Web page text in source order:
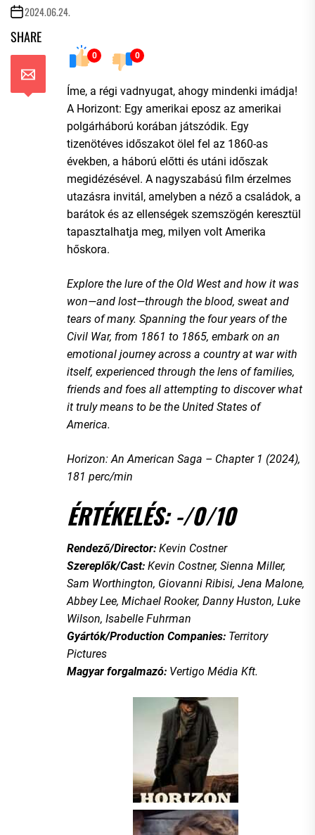
2024.06.24.
SHARE
0 0
Íme, a régi vadnyugat, ahogy mindenki imádja!
A Horizont: Egy amerikai eposz az amerikai
polgárháború korában játszódik. Egy
tizenötéves időszakot ölel fel az 1860-as
években, a háború előtti és utáni időszak
megidézésével. A nagyszabású film érzelmes
utazásra invitál, amelyben a néző a családok, a
barátok és az ellenségek szemszögén keresztül
tapasztalhatja meg, milyen volt Amerika
hőskora.
Explore the lure of the Old West and how it was
won—and lost—through the blood, sweat and
tears of many. Spanning the four years of the
Civil War, from 1861 to 1865, embark on an
emotional journey across a country at war with
itself, experienced through the lens of families,
friends and foes all attempting to discover what
it truly means to be the United States of
America.
Horizon: An American Saga – Chapter 1 (2024),
181 perc/min
ÉRTÉKELÉS: -/0/10
Rendező/Director: Kevin Costner
Szereplők/Cast: Kevin Costner, Sienna Miller,
Sam Worthington, Giovanni Ribisi, Jena Malone,
Abbey Lee, Michael Rooker, Danny Huston, Luke
Wilson, Isabelle Fuhrman
Gyártók/Production Companies: Territory
Pictures
Magyar forgalmazó: Vertigo Média Kft.